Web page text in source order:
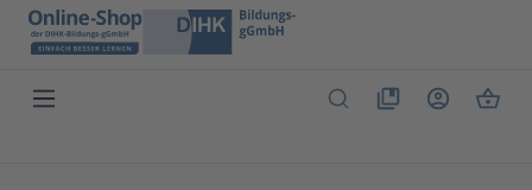
Zum Hauptinhalt springen
Du hast 0 Produkte